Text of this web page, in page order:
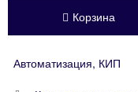
Корзина
Автоматизация, КИП